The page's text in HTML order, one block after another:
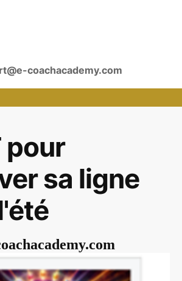
coachacademy.com
pour
sa ligne